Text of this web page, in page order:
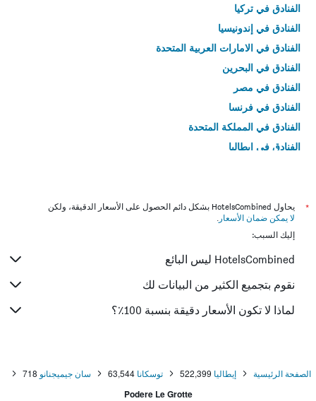
الفنادق في تركيا
الفنادق في إندونيسيا
الفنادق في الامارات العربية المتحدة
الفنادق في البحرين
الفنادق في مصر
الفنادق في فرنسا
الفنادق في المملكة المتحدة
الفنادق في إيطاليا
*
يحاول HotelsCombined بشكل دائم الحصول على الأسعار الدقيقة، ولكن
لا يمكن ضمان الأسعار .
إليك السبب:
HotelsCombined ليس البائع
نقوم بتجميع الكثير من البيانات لك
لماذا لا تكون الأسعار دقيقة بنسبة 100٪؟
الصفحة الرئيسية إيطاليا 522,399 توسكانا 63,544 سان جيميجنانو 718
Podere Le Grotte